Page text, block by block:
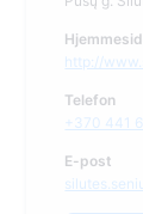
http://
Telefon
+370 441
E-post